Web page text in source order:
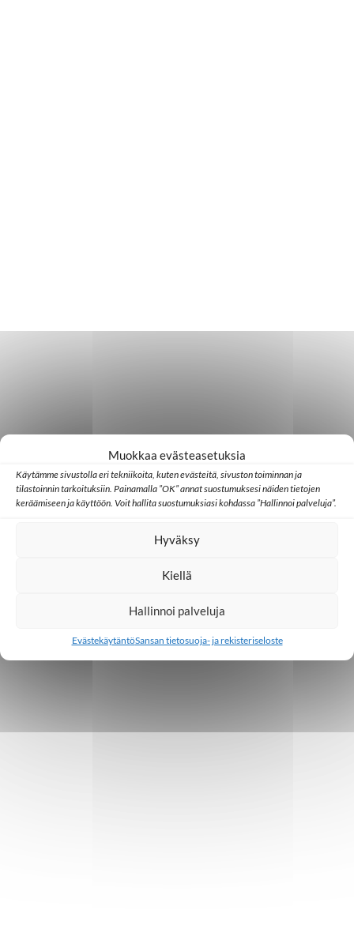
Muokkaa evästeasetuksia
Käytämme sivustolla eri tekniikoita, kuten evästeitä, sivuston toiminnan ja
tilastoinnin tarkoituksiin. Painamalla ”OK” annat suostumuksesi näiden tietojen
keräämiseen ja käyttöön. Voit hallita suostumuksiasi kohdassa ”Hallinnoi palveluja”.
Hyväksy
Kiellä
Hallinnoi palveluja
EvästekäytäntöSansan tietosuoja- ja rekisteriseloste